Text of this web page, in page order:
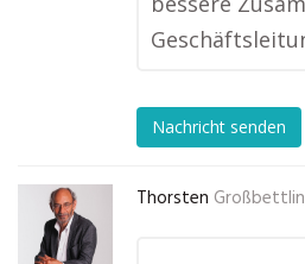
Nachricht senden
Thorsten